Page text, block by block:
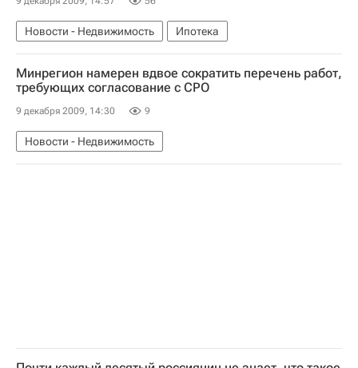
Новости - Недвижимость Ипотека
Минрегион намерен вдвое сократить перечень работ,
требующих согласование с СРО
9 декабря 2009, 14:30 9
Новости - Недвижимость